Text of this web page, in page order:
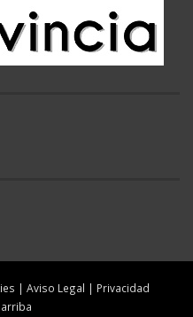
| Aviso Legal | Privacidad
arriba